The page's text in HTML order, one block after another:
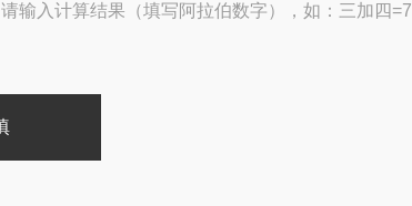
请输入计算结果（填写阿拉伯数字），如：三加四=7